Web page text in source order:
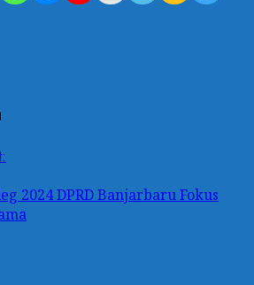
2024 DPRD Banjarbaru Fokus